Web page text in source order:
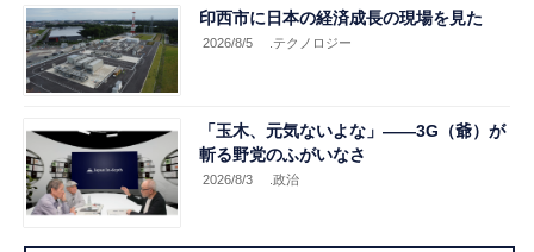
印西市に日本の経済成長の現場を見た
2026/8/5 .テクノロジー
「玉木、元気ないよな」――3G（爺）が
斬る野党のふがいなさ
2026/8/3 .政治